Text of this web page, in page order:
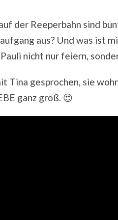
der Reeperbahn sind
aus? Und was ist
nicht nur feiern,
Tina gesprochen, sie
ganz groß. 😍